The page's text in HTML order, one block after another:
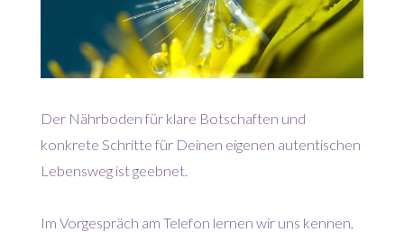
Der Nährboden für klare Botschaften und
konkrete Schritte für Deinen eigenen autentischen
Lebensweg ist geebnet.
Im Vorgespräch am Telefon lernen wir uns kennen,